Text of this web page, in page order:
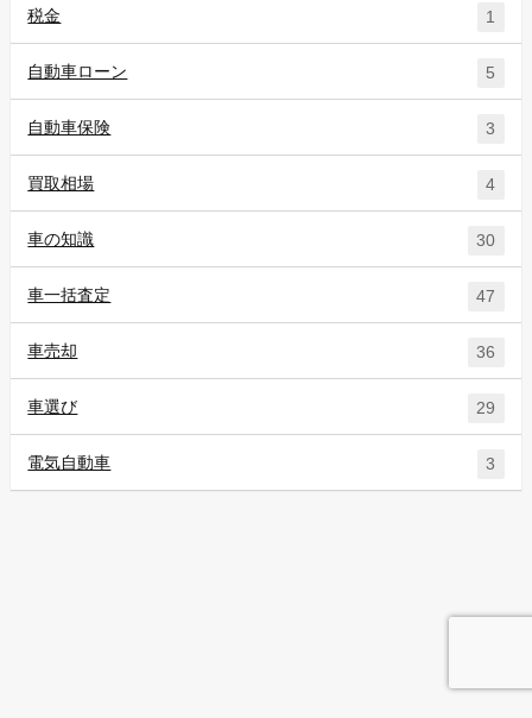
税金 1
自動車ローン 5
自動車保険 3
買取相場 4
車の知識 30
車一括査定 47
車売却 36
車選び 29
電気自動車 3